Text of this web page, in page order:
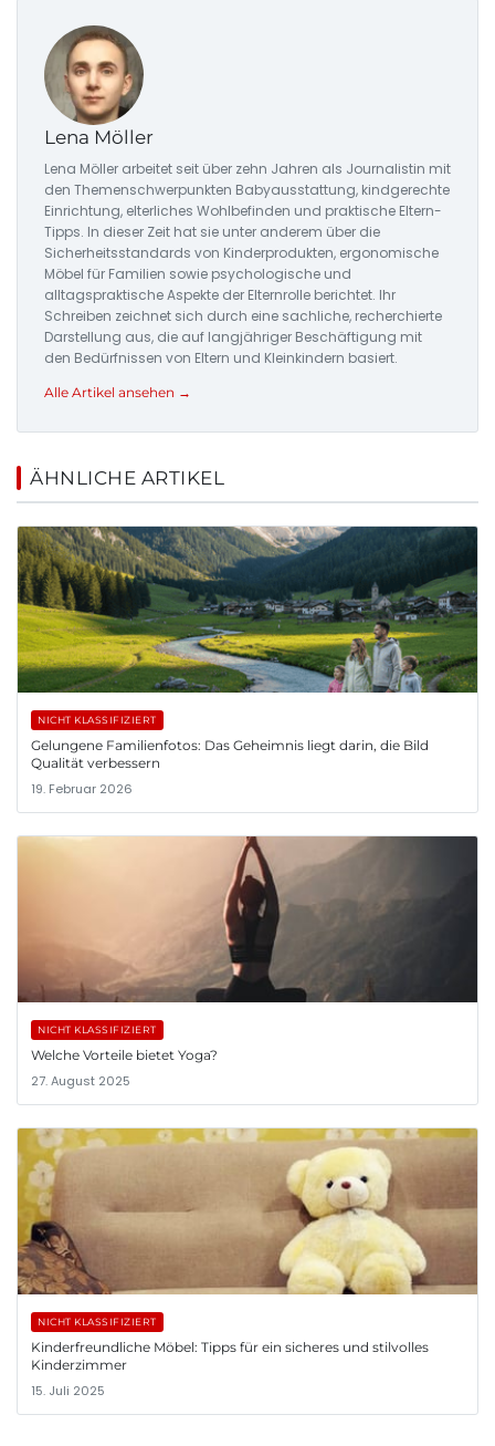
Lena Möller
Lena Möller arbeitet seit über zehn Jahren als Journalistin mit
den Themenschwerpunkten Babyausstattung, kindgerechte
Einrichtung, elterliches Wohlbefinden und praktische Eltern-
Tipps. In dieser Zeit hat sie unter anderem über die
Sicherheitsstandards von Kinderprodukten, ergonomische
Möbel für Familien sowie psychologische und
alltagspraktische Aspekte der Elternrolle berichtet. Ihr
Schreiben zeichnet sich durch eine sachliche, recherchierte
Darstellung aus, die auf langjähriger Beschäftigung mit
den Bedürfnissen von Eltern und Kleinkindern basiert.
Alle Artikel ansehen →
ÄHNLICHE ARTIKEL
NICHT KLASSIFIZIERT
Gelungene Familienfotos: Das Geheimnis liegt darin, die Bild
Qualität verbessern
19. Februar 2026
NICHT KLASSIFIZIERT
Welche Vorteile bietet Yoga?
27. August 2025
NICHT KLASSIFIZIERT
Kinderfreundliche Möbel: Tipps für ein sicheres und stilvolles
Kinderzimmer
15. Juli 2025